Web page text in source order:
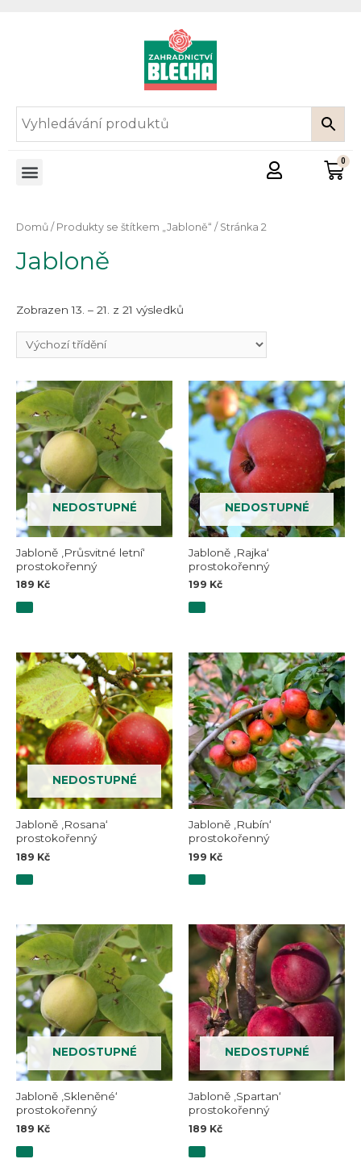
Domů / Produkty se štítkem „Jabloně“ / Stránka 2
Jabloně
Zobrazen 13. – 21. z 21 výsledků
NEDOSTUPNÉ
Jabloně ‚Průsvitné letní‘
prostokořenný
189 Kč
NEDOSTUPNÉ
Jabloně ‚Rajka‘
prostokořenný
199 Kč
NEDOSTUPNÉ
Jabloně ‚Rosana‘
prostokořenný
189 Kč
Jabloně ‚Rubín‘
prostokořenný
199 Kč
NEDOSTUPNÉ
Jabloně ‚Skleněné‘
prostokořenný
189 Kč
NEDOSTUPNÉ
Jabloně ‚Spartan‘
prostokořenný
189 Kč